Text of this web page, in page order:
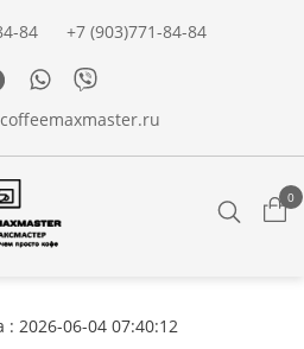
84
+7 (903)771-84-84
TelegramWhatsapp
Viber
0
2026-06-04 07:40:12